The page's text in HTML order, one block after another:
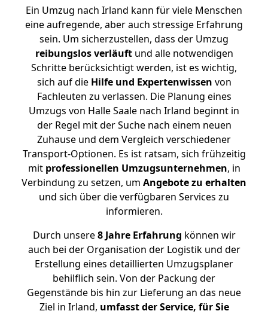
Ein Umzug nach Irland kann für viele Menschen
eine aufregende, aber auch stressige Erfahrung
sein. Um sicherzustellen, dass der Umzug
reibungslos verläuftund alle notwendigen
Schritte berücksichtigt werden, ist es wichtig,
sich auf die Hilfe und Expertenwissen von
Fachleuten zu verlassen. Die Planung eines
Umzugs von Halle Saale nach Irland beginnt in
der Regel mit der Suche nach einem neuen
Zuhause und dem Vergleich verschiedener
Transport-Optionen. Es ist ratsam, sich frühzeitig
mit professionellen Umzugsunternehmen, in
Verbindung zu setzen, um Angebote zu erhalten
und sich über die verfügbaren Services zu
informieren.
Durch unsere8 Jahre Erfahrung können wir
auch bei der Organisation der Logistik und der
Erstellung eines detaillierten Umzugsplaner
behilflich sein. Von der Packung der
Gegenstände bis hin zur Lieferung an das neue
Ziel in Irland, umfasst der Service, für Sie